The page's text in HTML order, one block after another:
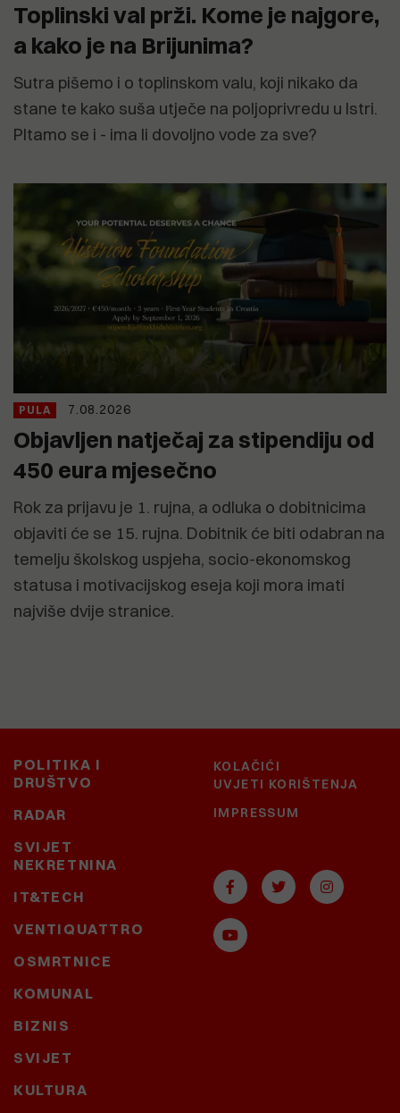
Toplinski val prži. Kome je najgore,
a kako je na Brijunima?
Sutra pišemo i o toplinskom valu, koji nikako da
stane te kako suša utječe na poljoprivredu u Istri.
PItamo se i - ima li dovoljno vode za sve?
PULA 7.08.2026
Objavljen natječaj za stipendiju od
450 eura mjesečno
Rok za prijavu je 1. rujna, a odluka o dobitnicima
objaviti će se 15. rujna. Dobitnik će biti odabran na
temelju školskog uspjeha, socio-ekonomskog
statusa i motivacijskog eseja koji mora imati
najviše dvije stranice.
POLITIKA I
DRUŠTVO
RADAR
SVIJET
NEKRETNINA
IT&TECH
VENTIQUATTRO
OSMRTNICE
KOMUNAL
BIZNIS
SVIJET
KULTURA
KOLAČIĆI
UVJETI KORIŠTENJA
IMPRESSUM